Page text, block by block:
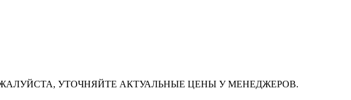
УТОЧНЯЙТЕ АКТУАЛЬНЫЕ ЦЕНЫ У МЕНЕДЖЕРОВ.